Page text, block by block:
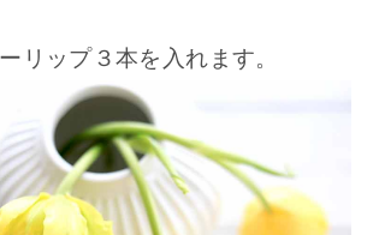
リップ３本を入れます。